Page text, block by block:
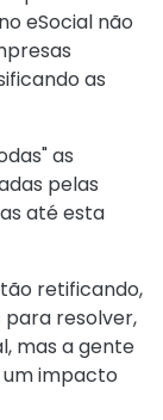
eSocial não
as
as
pelas
até esta
retificando,
para resolver,
mas a gente
um impacto